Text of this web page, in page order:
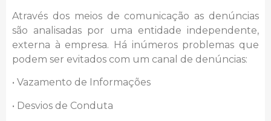
Através dos meios de comunicação as denúncias
são analisadas por uma entidade independente,
externa à empresa. Há inúmeros problemas que
podem ser evitados com um canal de denúncias:
• Vazamento de Informações
• Desvios de Conduta